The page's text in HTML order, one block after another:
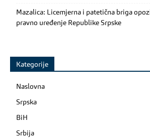
Mazalica: Licemjerna i patetična briga
pravno uređenje Republike Srpske
Kategorije
Naslovna
Srpska
BiH
Srbija